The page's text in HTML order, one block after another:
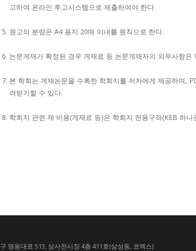
고하여 온라인 투고시스템으로 제출하여야 한다.
원고의 분량은 A4 용지 20매 이내를 원칙으로 한다.
논문게재가 확정된 경우 게재료 등 논문게재자의 의무사항은
본 학회는 게재논문을 수록한 학회지를 저자에게 제공하며,
려받기할 수 있다.
학회지 관련 제 비용(게재료 등)은 학회지 전용구좌(KEB 하
동대로 513, 상사전시장 4층 411호(삼성동, 코엑스)